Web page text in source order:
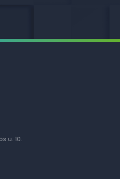
u. 10.